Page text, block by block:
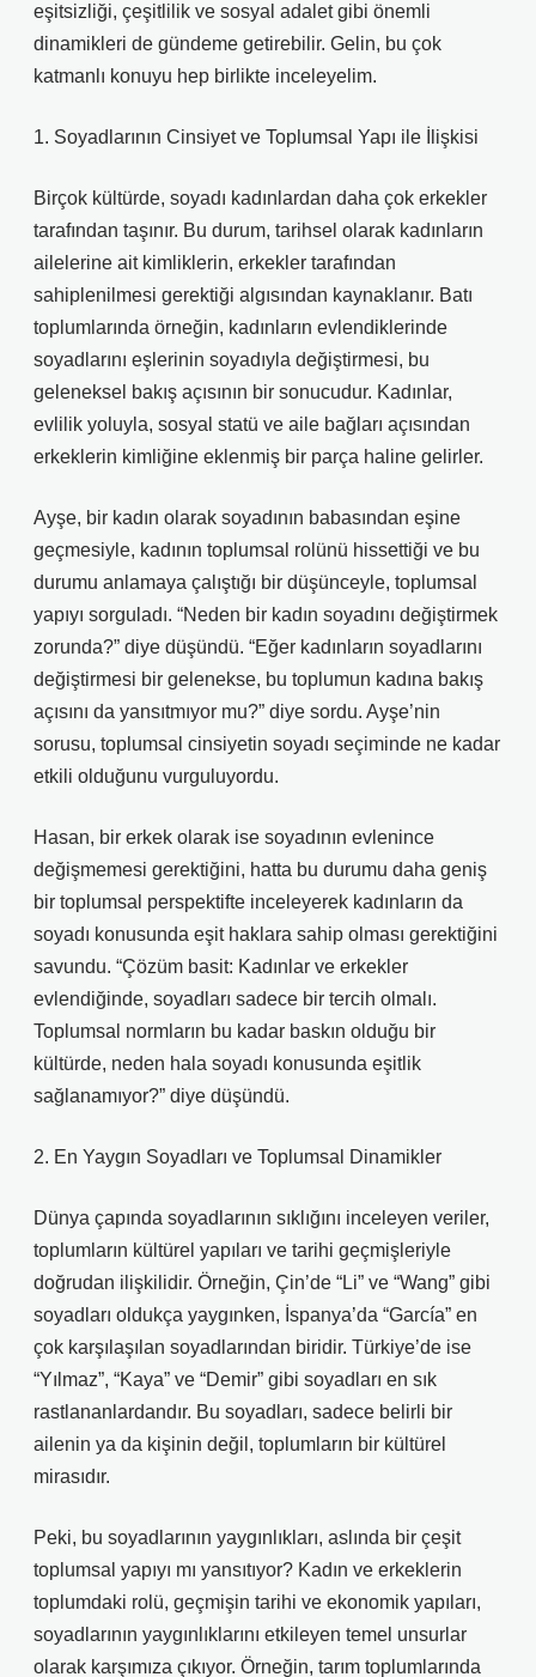
eşitsizliği, çeşitlilik ve sosyal adalet gibi önemli
dinamikleri de gündeme getirebilir. Gelin, bu çok
katmanlı konuyu hep birlikte inceleyelim.
1. Soyadlarının Cinsiyet ve Toplumsal Yapı ile İlişkisi
Birçok kültürde, soyadı kadınlardan daha çok erkekler
tarafından taşınır. Bu durum, tarihsel olarak kadınların
ailelerine ait kimliklerin, erkekler tarafından
sahiplenilmesi gerektiği algısından kaynaklanır. Batı
toplumlarında örneğin, kadınların evlendiklerinde
soyadlarını eşlerinin soyadıyla değiştirmesi, bu
geleneksel bakış açısının bir sonucudur. Kadınlar,
evlilik yoluyla, sosyal statü ve aile bağları açısından
erkeklerin kimliğine eklenmiş bir parça haline gelirler.
Ayşe, bir kadın olarak soyadının babasından eşine
geçmesiyle, kadının toplumsal rolünü hissettiği ve bu
durumu anlamaya çalıştığı bir düşünceyle, toplumsal
yapıyı sorguladı. “Neden bir kadın soyadını değiştirmek
zorunda?” diye düşündü. “Eğer kadınların soyadlarını
değiştirmesi bir gelenekse, bu toplumun kadına bakış
açısını da yansıtmıyor mu?” diye sordu. Ayşe’nin
sorusu, toplumsal cinsiyetin soyadı seçiminde ne kadar
etkili olduğunu vurguluyordu.
Hasan, bir erkek olarak ise soyadının evlenince
değişmemesi gerektiğini, hatta bu durumu daha geniş
bir toplumsal perspektifte inceleyerek kadınların da
soyadı konusunda eşit haklara sahip olması gerektiğini
savundu. “Çözüm basit: Kadınlar ve erkekler
evlendiğinde, soyadları sadece bir tercih olmalı.
Toplumsal normların bu kadar baskın olduğu bir
kültürde, neden hala soyadı konusunda eşitlik
sağlanamıyor?” diye düşündü.
2. En Yaygın Soyadları ve Toplumsal Dinamikler
Dünya çapında soyadlarının sıklığını inceleyen veriler,
toplumların kültürel yapıları ve tarihi geçmişleriyle
doğrudan ilişkilidir. Örneğin, Çin’de “Li” ve “Wang” gibi
soyadları oldukça yaygınken, İspanya’da “García” en
çok karşılaşılan soyadlarından biridir. Türkiye’de ise
“Yılmaz”, “Kaya” ve “Demir” gibi soyadları en sık
rastlananlardandır. Bu soyadları, sadece belirli bir
ailenin ya da kişinin değil, toplumların bir kültürel
mirasıdır.
Peki, bu soyadlarının yaygınlıkları, aslında bir çeşit
toplumsal yapıyı mı yansıtıyor? Kadın ve erkeklerin
toplumdaki rolü, geçmişin tarihi ve ekonomik yapıları,
soyadlarının yaygınlıklarını etkileyen temel unsurlar
olarak karşımıza çıkıyor. Örneğin, tarım toplumlarında